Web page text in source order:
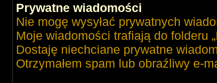
Prywatne wiadomości
Nie mogę wysyłać prywatnych
Moje wiadomości trafiają do folderu
Dostaję niechciane prywatne
Otrzymałem spam lub obraźliwy e-